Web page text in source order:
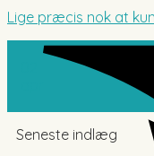
Lige præcis nok at
Seneste indlæg